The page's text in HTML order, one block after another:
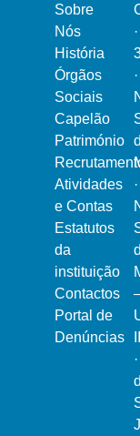
Sobre
Nós
História
Órgãos
Sociais
Capelão
Património
Atividades
e Contas
Estatutos
da
instituição
Contactos
Portal de
Denúncias
·
·
·
·